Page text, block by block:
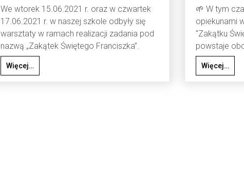
We wtorek 15.06.2021 r. oraz w czwartek
17.06.2021 r. w naszej szkole odbyły się
warsztaty w ramach realizacji zadania pod
nazwą „Zakątek Świętego Franciszka”.
Więcej…
🌱 W tym
opiekunami
"Zakątku
powstaje
Więcej…